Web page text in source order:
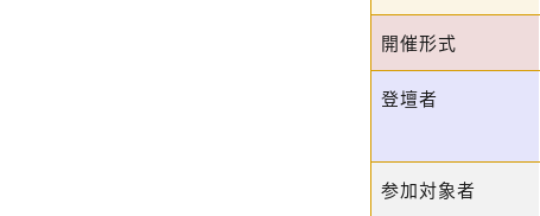
開催形式
登壇者
参加対象者